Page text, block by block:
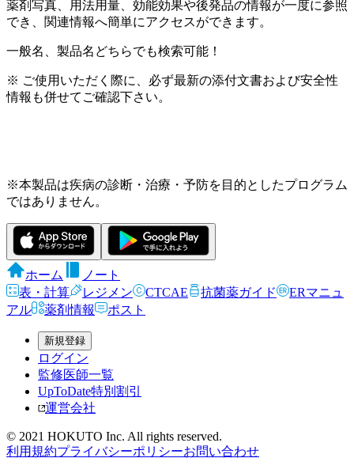
薬剤写真、用法用量、効能効果や後発品の情報が一度に参照
でき、関連情報へ簡単にアクセスができます。
一般名、製品名どちらでも検索可能！
※ ご使用いただく際に、必ず最新の添付文書および安全性
情報も併せてご確認下さい。
※本製品は疾病の診断・治療・予防を目的としたプログラム
ではありません。
ホーム
ノート
表・計算
レジメン CTCAE 抗菌薬ガイド
ERマニュ
アル
薬剤情報 ポスト
新規登録
ログイン
監修医師一覧
UpToDate特別割引
運営会社
© 2021 HOKUTO Inc. All rights reserved.
利用規約プライバシーポリシーお問い合わせ